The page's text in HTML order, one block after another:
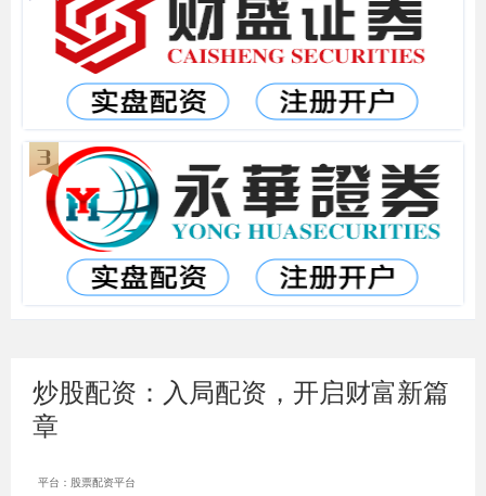
炒股配资：入局配资，开启财富新篇
章
平台：股票配资平台